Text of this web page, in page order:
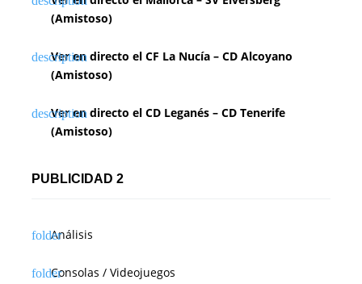
(Amistoso)
Ver en directo el CF La Nucía – CD Alcoyano
(Amistoso)
Ver en directo el CD Leganés – CD Tenerife
(Amistoso)
PUBLICIDAD 2
Análisis
Consolas / Videojuegos